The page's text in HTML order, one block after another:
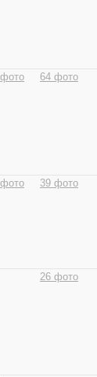
64 фото
39 фото
26 фото